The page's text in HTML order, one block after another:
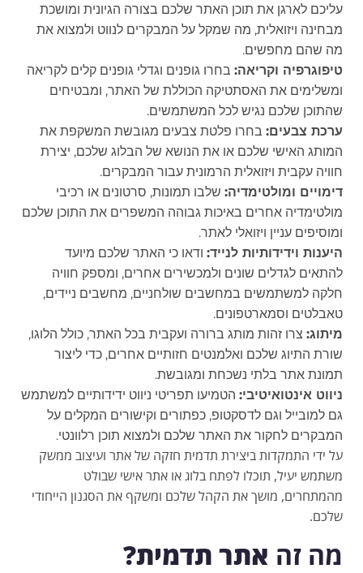
עליכם לארגן את תוכן האתר שלכם בצורה הגיונית ומושכת
מבחינה ויזואלית, מה שמקל על המבקרים לנווט ולמצוא את
מה שהם מחפשים.
טיפוגרפיה וקריאה: בחרו גופנים וגדלי גופנים קלים לקריאה
ומשלימים את האסתטיקה הכוללת של האתר, ומבטיחים
שהתוכן שלכם נגיש לכל המשתמשים.
ערכת צבעים: בחרו פלטת צבעים מגובשת המשקפת את
המותג האישי שלכם או את הנושא של הבלוג שלכם, יצירת
חוויה עקבית ויזואלית הרמונית עבור המבקרים.
דימויים ומולטימדיה: שלבו תמונות, סרטונים או רכיבי
מולטימדיה אחרים באיכות גבוהה המשפרים את התוכן שלכם
ומוסיפים עניין ויזואלי לאתר.
היענות וידידותיות לנייד: ודאו כי האתר שלכם מיועד
להתאים לגדלים שונים ולמכשירים אחרים, ומספק חוויה
חלקה למשתמשים במחשבים שולחניים, מחשבים ניידים,
טאבלטים וסמארטפונים.
מיתוג: צרו זהות מותג ברורה ועקבית בכל האתר, כולל הלוגו,
שורת התיוג שלכם ואלמנטים חזותיים אחרים, כדי ליצור
תמונת אתר בלתי נשכחת ומגובשת.
ניווט אינטואיטיבי: הטמיעו תפריטי ניווט ידידותיים למשתמש
גם למובייל וגם לדסקטופ, כפתורים וקישורים המקלים על
המבקרים לחקור את האתר שלכם ולמצוא תוכן רלוונטי.
על ידי התמקדות ביצירת תדמית חזקה של אתר ועיצוב ממשק
משתמש יעיל, תוכלו לפתח בלוג או אתר אישי שבולט
מהמתחרים, מושך את הקהל שלכם ומשקף את הסגנון הייחודי
שלכם.
מה זה אתר תדמית?